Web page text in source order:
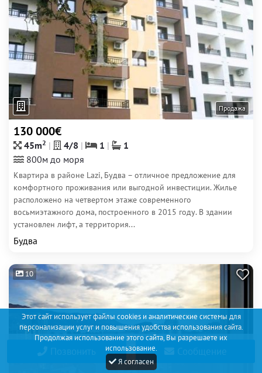
Этот сайт использует файлы cookies и аналитические системы для
персонализации услуг и повышения удобства использования сайта.
Продолжая использование этого сайта, Вы разрешаете их
использование.
Я согласен
Продажа
130 000€
45m2 4/8 1
1
800м до моря
Квартира в районе Lazi, Будва – отличное предложение для
комфортного проживания или выгодной инвестиции. Жилье
расположено на четвертом этаже современного
восьмиэтажного дома, построенного в 2015 году. В здании
установлен лифт, а территория...
Будва
10
Позвонить Сообщение